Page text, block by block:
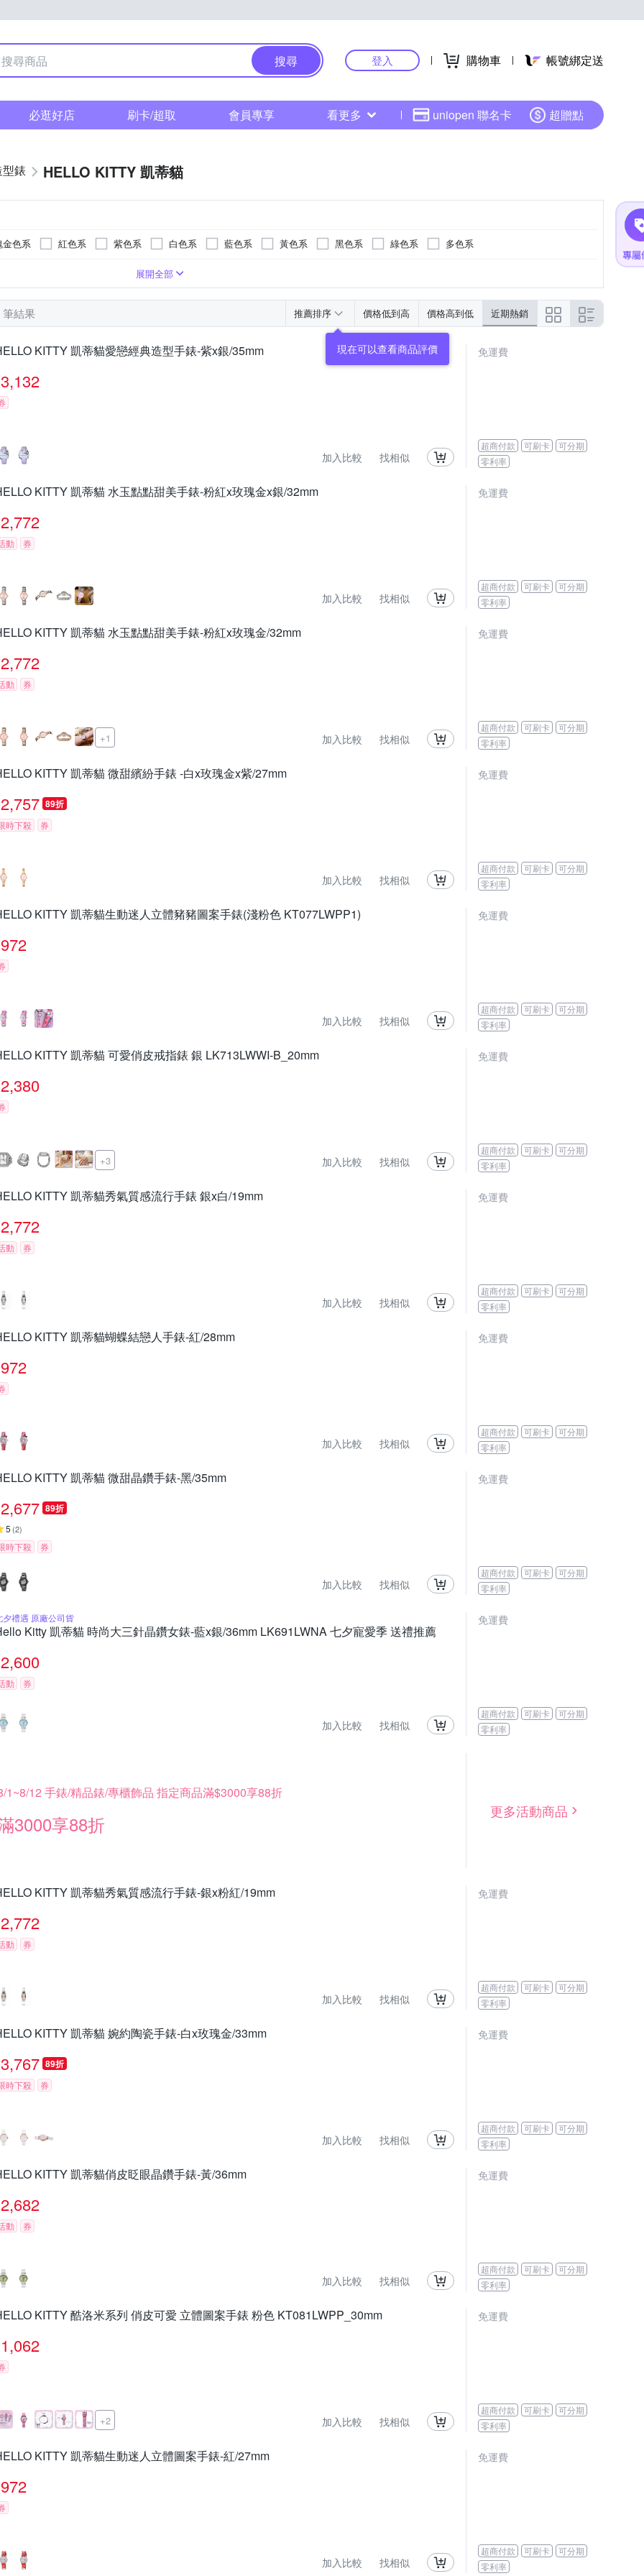
搜尋 登入 購物車 帳號綁定送
必逛好店 刷卡/超取 會員專享 看更多 uniopen 聯名卡 超贈點
錶 HELLO KITTY 凱蒂貓
金色系 紅色系 紫色系 白色系 藍色系 黃色系 黑色系 綠色系
多色系
黃色系
蝴蝶釦
橡膠/塑膠/矽膠/樹脂錶帶
礦物玻璃
展開全部
結果 推薦排序 價格低到高 價格高到低 近期熱銷
現在可以查看商品評價
KITTY 凱蒂貓愛戀經典造型手錶-紫x銀/35mm
3,132
加入比較 找相似
免運費
超商付款 可刷卡
可分期
零利率
KITTY 凱蒂貓 水玉點點甜美手錶-粉紅x玫瑰金x銀/32mm
2,772
動 券
加入比較 找相似
免運費
超商付款 可刷卡
可分期
零利率
KITTY 凱蒂貓 水玉點點甜美手錶-粉紅x玫瑰金/32mm
2,772
動 券
+1 加入比較 找相似
免運費
超商付款 可刷卡
可分期
零利率
KITTY 凱蒂貓 微甜繽紛手錶 -白x玫瑰金x紫/27mm
2,757 89折
時下殺 券
加入比較 找相似
免運費
超商付款 可刷卡
可分期
零利率
KITTY 凱蒂貓生動迷人立體豬豬圖案手錶(淺粉色 KT077LWPP1)
972
加入比較 找相似
免運費
超商付款 可刷卡
可分期
零利率
KITTY 凱蒂貓 可愛俏皮戒指錶 銀 LK713LWWI-B_20mm
2,380
+3 加入比較 找相似
免運費
超商付款 可刷卡
可分期
零利率
KITTY 凱蒂貓秀氣質感流行手錶 銀x白/19mm
2,772
動 券
加入比較 找相似
免運費
超商付款 可刷卡
可分期
零利率
KITTY 凱蒂貓蝴蝶結戀人手錶-紅/28mm
972
加入比較 找相似
免運費
超商付款 可刷卡
可分期
零利率
KITTY 凱蒂貓 微甜晶鑽手錶-黑/35mm
2,677 89折
5 (2)
時下殺 券
加入比較 找相似
免運費
超商付款 可刷卡
可分期
零利率
夕禮遇 原廠公司貨
Kitty 凱蒂貓 時尚大三針晶鑽女錶-藍x銀/36mm LK691LWNA 七夕寵愛季 送禮推薦
2,600
動 券
加入比較 找相似
免運費
超商付款 可刷卡
可分期
零利率
1~8/12 手錶/精品錶/專櫃飾品 指定商品滿$3000享88折
3000享88折
更多活動商品
KITTY 凱蒂貓秀氣質感流行手錶-銀x粉紅/19mm
2,772
動 券
加入比較 找相似
免運費
超商付款 可刷卡
可分期
零利率
KITTY 凱蒂貓 婉約陶瓷手錶-白x玫瑰金/33mm
3,767 89折
時下殺 券
加入比較 找相似
免運費
超商付款 可刷卡
可分期
零利率
KITTY 凱蒂貓俏皮眨眼晶鑽手錶-黃/36mm
2,682
動 券
加入比較 找相似
免運費
超商付款 可刷卡
可分期
零利率
KITTY 酷洛米系列 俏皮可愛 立體圖案手錶 粉色 KT081LWPP_30mm
1,062
+2 加入比較 找相似
免運費
超商付款 可刷卡
可分期
零利率
KITTY 凱蒂貓生動迷人立體圖案手錶-紅/27mm
972
加入比較 找相似
免運費
超商付款 可刷卡
可分期
零利率